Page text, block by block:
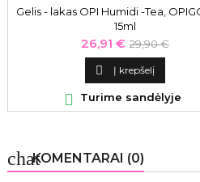
Gelis - lakas OPI Humidi -Tea,
15ml
Kaina
26,91 € Bazinė
kaina
29,90 €
 Į krepšelį
 Turime sandėlyje
chatKOMENTARAI (0)